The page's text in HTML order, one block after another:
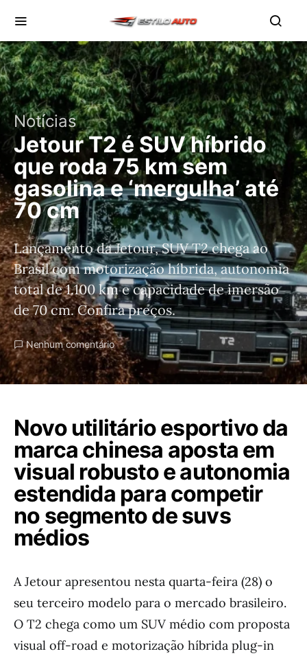
Notícias
Jetour T2 é SUV híbrido
que roda 75 km sem
gasolina e ‘mergulha’ até
70 cm
Lançamento da Jetour, SUV T2 chega ao
Brasil com motorização híbrida, autonomia
total de 1.100 km e capacidade de imersão
de 70 cm. Confira preços.
Nenhum comentário
Novo utilitário esportivo da
marca chinesa aposta em
visual robusto e autonomia
estendida para competir
no segmento de suvs
médios
A Jetour apresentou nesta quarta-feira (28) o
seu terceiro modelo para o mercado brasileiro.
O T2 chega como um SUV médio com proposta
visual off-road e motorização híbrida plug-in